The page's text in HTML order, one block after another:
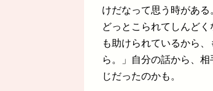
けだなって思う時があ
どっとこられてしんど
も助けられているから
ら。」自分の話から、
じだったのかも。